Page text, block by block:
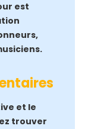
est
et le
trouver